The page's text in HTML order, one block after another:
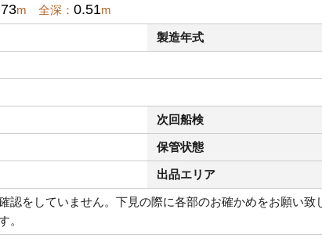
m 全深： 0.51m
製造年式
次回船検
保管状態
出品エリア
認をしていません。下見の際に各部のお確かめをお願い
。